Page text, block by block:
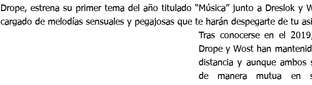
Drope, estrena su primer tema del año titulado “Música” junto a Dreslok y
cargado de melodías sensuales y pegajosas que te harán despegarte de tu
Tras conocerse en el
Drope y Wost han
distancia y aunque ambos
de manera mutua en